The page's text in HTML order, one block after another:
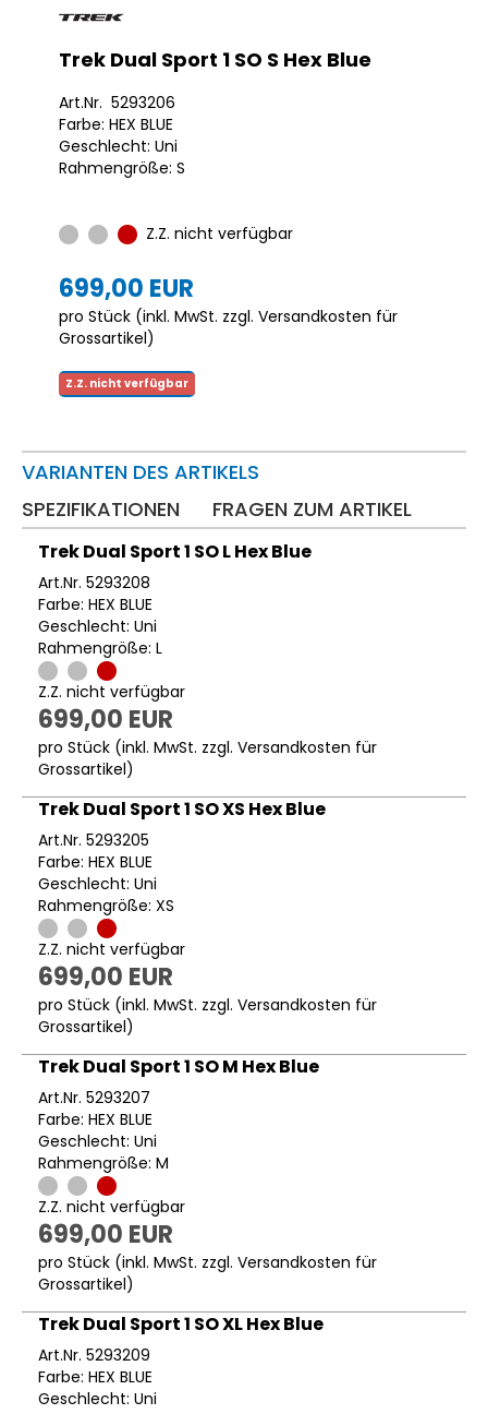
Trek Dual Sport 1 SO S Hex Blue
Art.Nr. 5293206
Farbe: HEX BLUE
Geschlecht: Uni
Rahmengröße: S
Z.Z. nicht verfügbar
699,00 EUR
pro Stück (inkl. MwSt. zzgl. Versandkosten für
Grossartikel)
Z.Z. nicht verfügbar
VARIANTEN DES ARTIKELS
SPEZIFIKATIONEN
FRAGEN ZUM ARTIKEL
Trek Dual Sport 1 SO L Hex Blue
Art.Nr. 5293208
Farbe: HEX BLUE
Geschlecht: Uni
Rahmengröße: L
Z.Z. nicht verfügbar
699,00 EUR
pro Stück (inkl. MwSt. zzgl. Versandkosten für
Grossartikel)
Trek Dual Sport 1 SO XS Hex Blue
Art.Nr. 5293205
Farbe: HEX BLUE
Geschlecht: Uni
Rahmengröße: XS
Z.Z. nicht verfügbar
699,00 EUR
pro Stück (inkl. MwSt. zzgl. Versandkosten für
Grossartikel)
Trek Dual Sport 1 SO M Hex Blue
Art.Nr. 5293207
Farbe: HEX BLUE
Geschlecht: Uni
Rahmengröße: M
Z.Z. nicht verfügbar
699,00 EUR
pro Stück (inkl. MwSt. zzgl. Versandkosten für
Grossartikel)
Trek Dual Sport 1 SO XL Hex Blue
Art.Nr. 5293209
Farbe: HEX BLUE
Geschlecht: Uni